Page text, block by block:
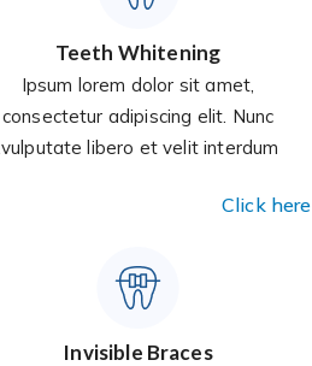
Teeth Whitening
Ipsum lorem dolor sit amet,
consectetur adipiscing elit. Nunc
vulputate libero et velit interdum.
Click here
Invisible Braces